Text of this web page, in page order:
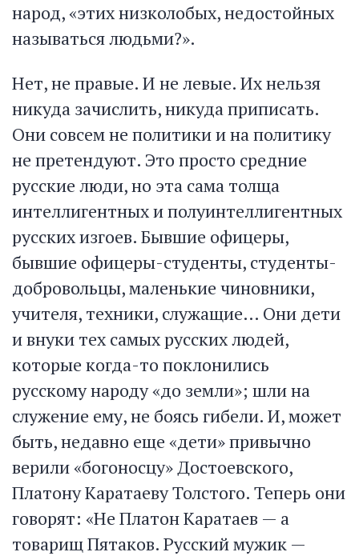
народ, «этих низколобых, недостойных
называться людьми?».
Нет, не правые. И не левые. Их нельзя
никуда зачислить, никуда приписать.
Они совсем не политики и на политику
не претендуют. Это просто средние
русские люди, но эта сама толща
интеллигентных и полуинтеллигентных
русских изгоев. Бывшие офицеры,
бывшие офицеры-студенты, студенты-
добровольцы, маленькие чиновники,
учителя, техники, служащие… Они дети
и внуки тех самых русских людей,
которые когда-то поклонились
русскому народу «до земли»; шли на
служение ему, не боясь гибели. И, может
быть, недавно еще «дети» привычно
верили «богоносцу» Достоевского,
Платону Каратаеву Толстого. Теперь они
говорят: «Не Платон Каратаев — а
товарищ Пятаков. Русский мужик —